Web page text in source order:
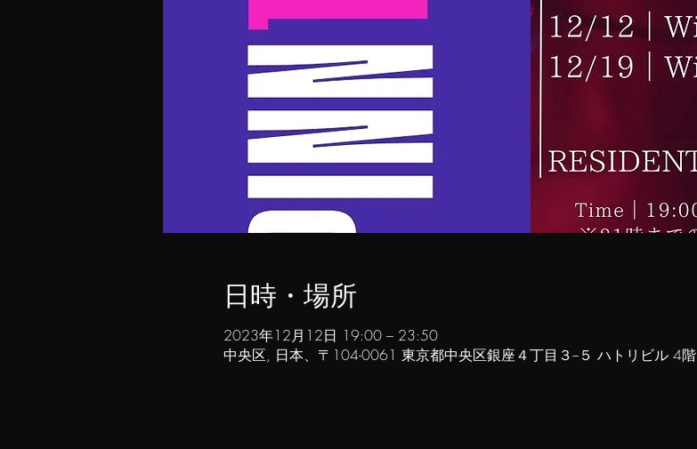
日時・場所
2023年12月12日 19:00 – 23:50
中央区, 日本、〒104-0061 東京都中央区銀座４丁目３−５ ハトリビル 4階